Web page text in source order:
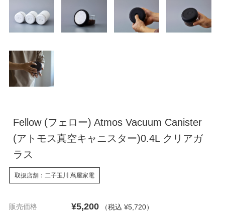
Fellow (フェロー) Atmos Vacuum Canister
(アトモス真空キャニスター)0.4L クリアガ
ラス
取扱店舗：二子玉川 蔦屋家電
販売価格 ¥5,200 （税込 ¥5,720）